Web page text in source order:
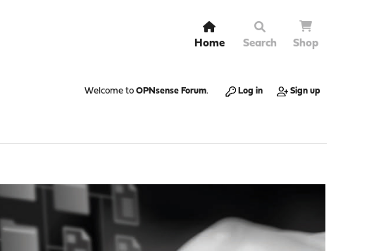
Home Search Shop
Welcome to OPNsense Forum. Log in Sign up